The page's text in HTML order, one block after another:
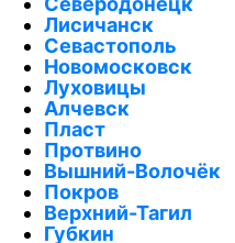
Лисичанск
Севастополь
Новомосковск
Луховицы
Алчевск
Пласт
Протвино
Вышний-Волочёк
Покров
Верхний-Тагил
Губкин